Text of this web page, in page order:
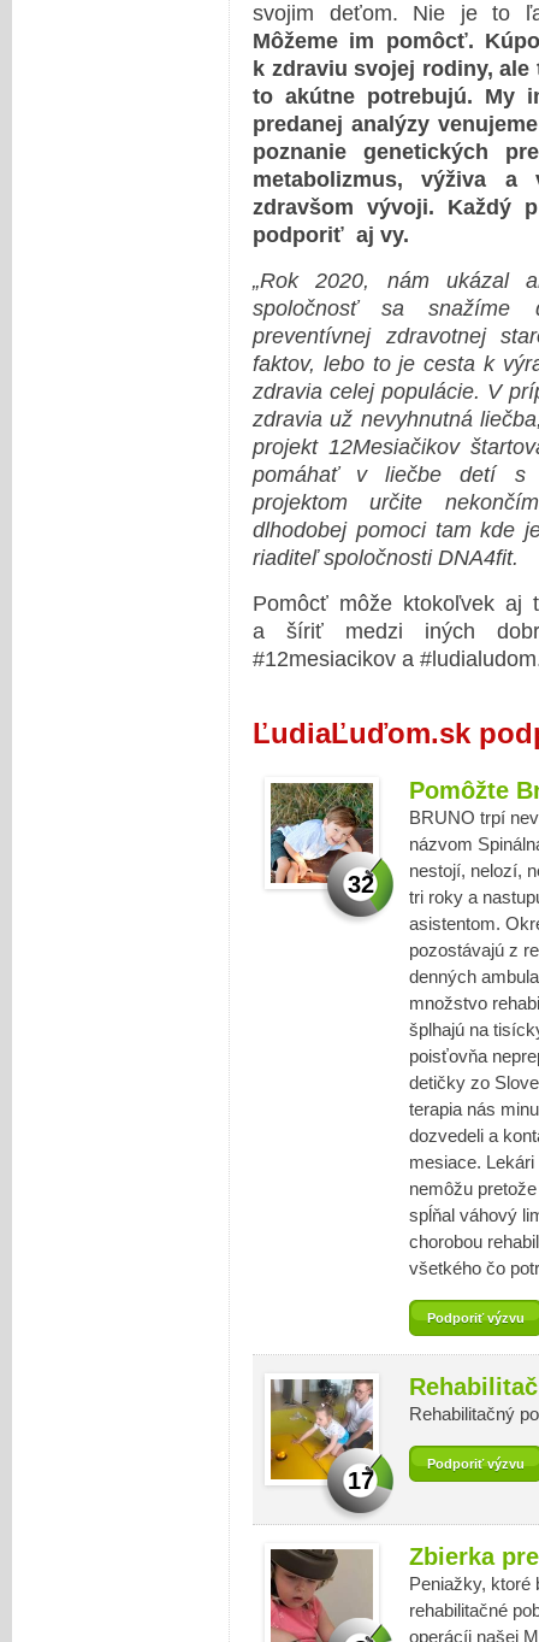
svojim deťom. Nie je to
Môžeme im pomôcť.
k zdraviu svojej rodiny,
to akútne potrebujú. My
predanej analýzy
poznanie genetických
metabolizmus, výživa
zdravšom vývoji. Každý
podporiť aj vy.
„Rok 2020, nám ukázal
spoločnosť sa snažíme
preventívnej zdravotnej
faktov, lebo to je cesta k
zdravia celej populácie. V
zdravia už nevyhnutná
projekt 12Mesiačikov
pomáhať v liečbe detí s
projektom určite
dlhodobej pomoci tam kde
riaditeľ spoločnosti DNA4fit.
Pomôcť môže ktokoľvek aj
a šíriť medzi iných
#12mesiacikov a
ĽudiaĽuďom.sk
32
Pomôžte
BRUNO trpí
názvom
nestojí, nelozí,
tri roky a
asistentom.
pozostávajú z
denných
množstvo
šplhajú na
poisťovňa
detičky zo
terapia nás
dozvedeli a
mesiace.
nemôžu
spĺňal váhový
chorobou
všetkého čo
Podporiť výzvu
17
Rehabilitačný
Podporiť výzvu
Zbierka
Peniažky, ktoré
rehabilitačné
operácíi našej